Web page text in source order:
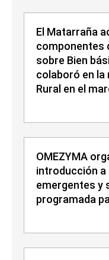
El Matarraña
componentes
sobre Bien
colaboró en la
Rural en el
OMEZYMA
introducción
emergentes y
programada